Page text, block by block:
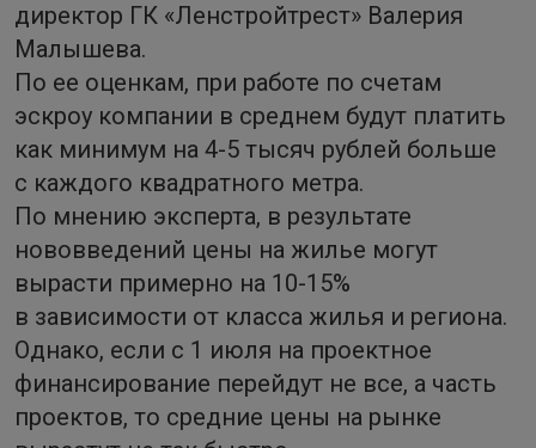
директор ГК «Ленстройтрест» Валерия
Малышева.
По ее оценкам, при работе по счетам
эскроу компании в среднем будут платить
как минимум на 4-5 тысяч рублей больше
с каждого квадратного метра.
По мнению эксперта, в результате
нововведений цены на жилье могут
вырасти примерно на 10-15%
в зависимости от класса жилья и региона.
Однако, если с 1 июля на проектное
финансирование перейдут не все, а часть
проектов, то средние цены на рынке